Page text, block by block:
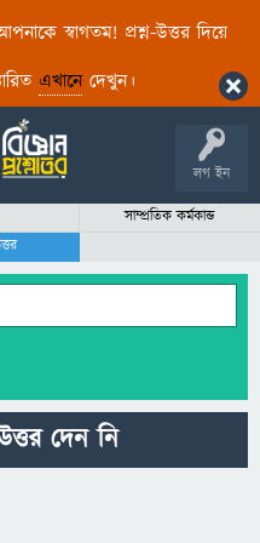
স্বাগতম! প্রশ্ন-উত্তর দিয়ে
এখানেদেখুন।
লগ ইন
সাম্প্রতিক কর্মকান্ড
দেন নি